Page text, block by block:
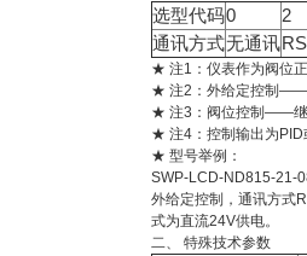
选型代码0
2
通讯方式无通讯
★ 注1：仪表作为阀位
★ 注2：外给定控制――
★ 注3：阀位控制――继
★ 注4：控制输出为PID
★ 型号举例：
SWP-LCD-ND815-21-
外给定控制，通讯方式
式为直流24V供电。
二、 特殊技术参数